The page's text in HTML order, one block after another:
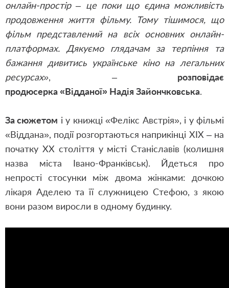
онлайн-простір– це поки що єдина можливість
продовження життя фільму. Тому тішимося, що
фільм представлений на всіх основних онлайн-
платформах. Дякуємо глядачам за терпіння та
бажання дивитись українське кіно на легальних
ресурсах», –розповідає
продюсерка«Відданої» Надія Зайончковська.
За сюжетом і у книжці «Фелікс Австрія», і у фільмі
«Віддана», події розгортаються наприкінці XIX – на
початку XX століття у місті Станіславів (колишня
назва міста Івано-Франківськ). Йдеться про
непрості стосунки між двома жінками: дочкою
лікаря Аделею та її служницею Стефою, з якою
вони разом виросли в одному будинку.